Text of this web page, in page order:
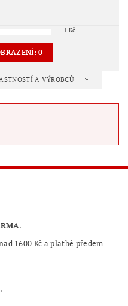
1 Kč
0
A VÝROBCŮ
.
1600 Kč a platbě předem
.